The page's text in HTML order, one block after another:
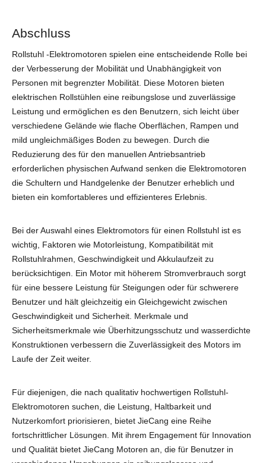
Abschluss
Rollstuhl -Elektromotoren spielen eine entscheidende Rolle bei
der Verbesserung der Mobilität und Unabhängigkeit von
Personen mit begrenzter Mobilität. Diese Motoren bieten
elektrischen Rollstühlen eine reibungslose und zuverlässige
Leistung und ermöglichen es den Benutzern, sich leicht über
verschiedene Gelände wie flache Oberflächen, Rampen und
mild ungleichmäßiges Boden zu bewegen. Durch die
Reduzierung des für den manuellen Antriebsantrieb
erforderlichen physischen Aufwand senken die Elektromotoren
die Schultern und Handgelenke der Benutzer erheblich und
bieten ein komfortableres und effizienteres Erlebnis.
Bei der Auswahl eines Elektromotors für einen Rollstuhl ist es
wichtig, Faktoren wie Motorleistung, Kompatibilität mit
Rollstuhlrahmen, Geschwindigkeit und Akkulaufzeit zu
berücksichtigen. Ein Motor mit höherem Stromverbrauch sorgt
für eine bessere Leistung für Steigungen oder für schwerere
Benutzer und hält gleichzeitig ein Gleichgewicht zwischen
Geschwindigkeit und Sicherheit. Merkmale und
Sicherheitsmerkmale wie Überhitzungsschutz und wasserdichte
Konstruktionen verbessern die Zuverlässigkeit des Motors im
Laufe der Zeit weiter.
Für diejenigen, die nach qualitativ hochwertigen Rollstuhl-
Elektromotoren suchen, die Leistung, Haltbarkeit und
Nutzerkomfort priorisieren, bietet JieCang eine Reihe
fortschrittlicher Lösungen. Mit ihrem Engagement für Innovation
und Qualität bietet JieCang Motoren an, die für Benutzer in